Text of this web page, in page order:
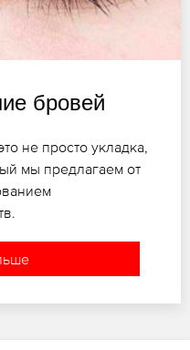
бровей
не просто укладка,
мы предлагаем от